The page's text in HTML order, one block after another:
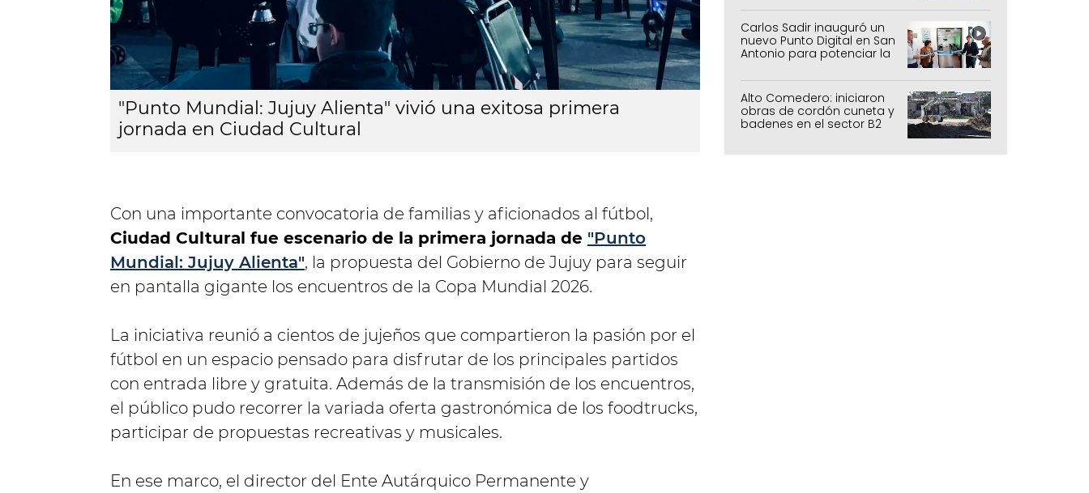
"Punto Mundial: Jujuy Alienta" vivió una exitosa primera
jornada en Ciudad Cultural
"Punto Mundial: Jujuy Alienta" vivió una
jornada en Ciudad Cultural
Con una importante convocatoria de familias y aficionados al fútbol,
Ciudad Cultural fue escenario de la primera jornada de "Punto
Mundial: Jujuy Alienta", la propuesta del Gobierno de Jujuy para seguir
en pantalla gigante los encuentros de la Copa Mundial 2026.
La iniciativa reunió a cientos de jujeños que compartieron la pasión por el
fútbol en un espacio pensado para disfrutar de los principales partidos
con entrada libre y gratuita. Además de la transmisión de los encuentros,
el público pudo recorrer la variada oferta gastronómica de los foodtrucks,
participar de propuestas recreativas y musicales.
En ese marco, el director del Ente Autárquico Permanente y
Carlos Sadir inauguró un
nuevo Punto Digital en San
Antonio para potenciar la
inclusión tecnológica
Alto Comedero: iniciaron
obras de cordón cuneta y
badenes en el sector B2